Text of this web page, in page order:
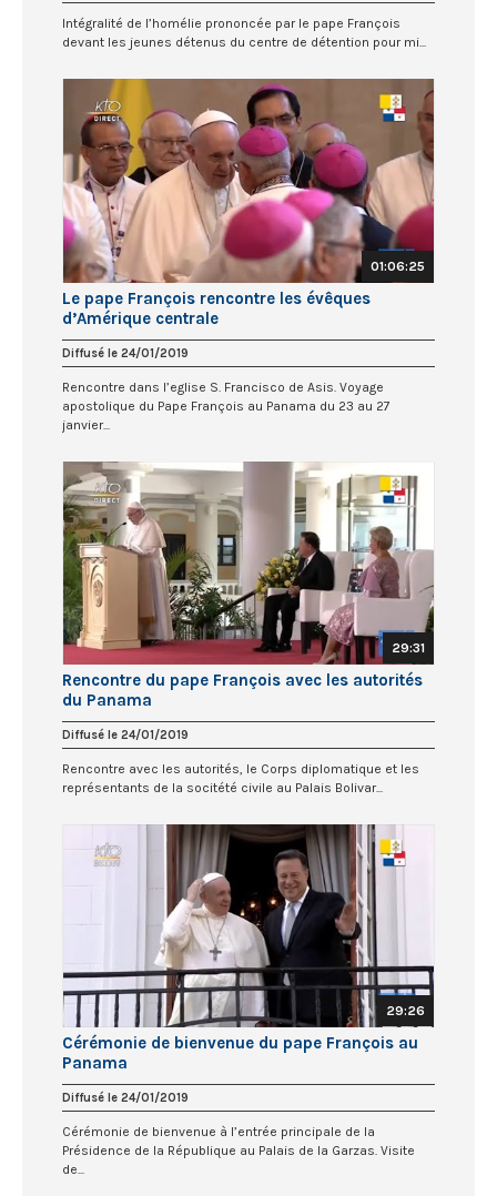
Intégralité de l’homélie prononcée par le pape François
devant les jeunes détenus du centre de détention pour mi...
01:06:25
Le pape François rencontre les évêques
d’Amérique centrale
Diffusé le 24/01/2019
Rencontre dans l’eglise S. Francisco de Asis. Voyage
apostolique du Pape François au Panama du 23 au 27
janvier...
29:31
Rencontre du pape François avec les autorités
du Panama
Diffusé le 24/01/2019
Rencontre avec les autorités, le Corps diplomatique et les
représentants de la socitété civile au Palais Bolivar...
29:26
Cérémonie de bienvenue du pape François au
Panama
Diffusé le 24/01/2019
Cérémonie de bienvenue à l’entrée principale de la
Présidence de la République au Palais de la Garzas. Visite
de...